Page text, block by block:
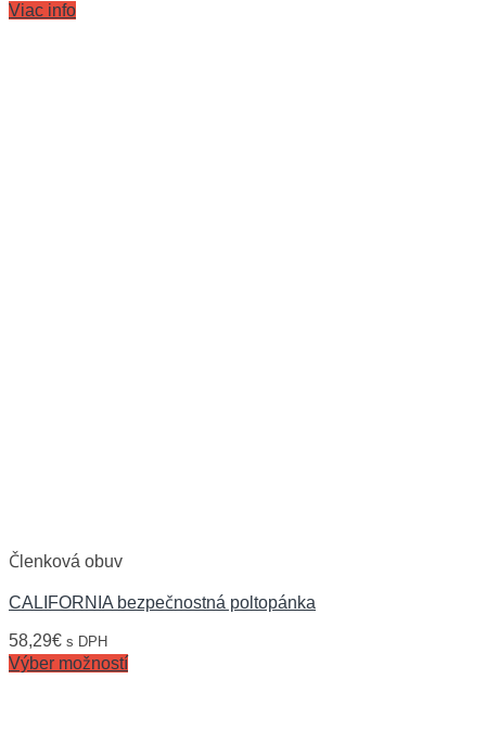
Viac info
Členková obuv
CALIFORNIA bezpečnostná poltopánka
58,29€ s DPH
Výber možností